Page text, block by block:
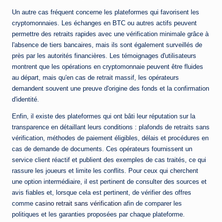
Un autre cas fréquent concerne les plateformes qui favorisent les
cryptomonnaies. Les échanges en BTC ou autres actifs peuvent
permettre des retraits rapides avec une vérification minimale grâce à
l'absence de tiers bancaires, mais ils sont également surveillés de
près par les autorités financières. Les témoignages d'utilisateurs
montrent que les opérations en cryptomonnaie peuvent être fluides
au départ, mais qu'en cas de retrait massif, les opérateurs
demandent souvent une preuve d'origine des fonds et la confirmation
d'identité.
Enfin, il existe des plateformes qui ont bâti leur réputation sur la
transparence en détaillant leurs conditions : plafonds de retraits sans
vérification, méthodes de paiement éligibles, délais et procédures en
cas de demande de documents. Ces opérateurs fournissent un
service client réactif et publient des exemples de cas traités, ce qui
rassure les joueurs et limite les conflits. Pour ceux qui cherchent
une option intermédiaire, il est pertinent de consulter des sources et
avis fiables et, lorsque cela est pertinent, de vérifier des offres
comme casino retrait sans vérification afin de comparer les
politiques et les garanties proposées par chaque plateforme.